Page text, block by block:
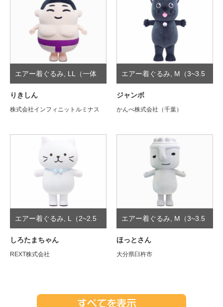
エアー着ぐるみ LL（一体
型）
りきしん
株式会社インフィニットルミナス
エアー着ぐるみ M（3~3.5
頭身）
ジャンボ
かんべ株式会社（千葉）
エアー着ぐるみ L（2~2.5
頭身）
しろたまちゃん
REXT株式会社
エアー着ぐるみ M（3~3.5
頭身）
ほっとさん
大分県臼杵市